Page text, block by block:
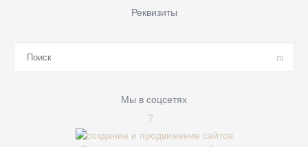
Реквизиты
Мы в соцсетях